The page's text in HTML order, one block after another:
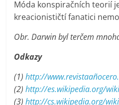
Móda konspiračních teorií
kreacionističtí fanatici
Obr. Darwin byl terčem
Odkazy
(1)http://
(2)http://es.wikipedia.org/
(3)http://cs.wikipedia.org/